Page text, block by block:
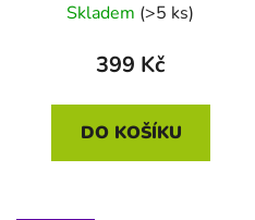
Skladem (>5 ks)
399 Kč
DO KOŠÍKU